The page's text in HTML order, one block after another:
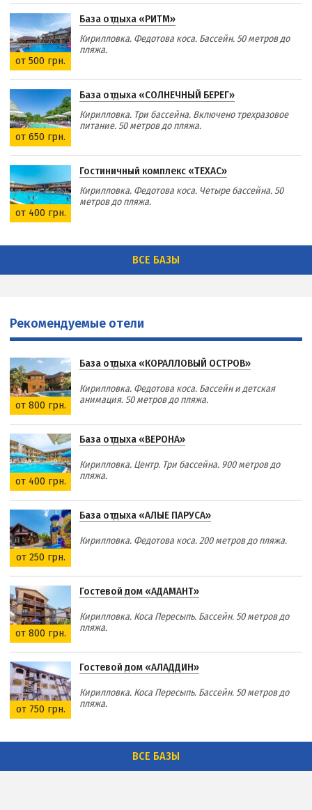
от 500 грн.
База отдыха «РИТМ»
Кирилловка. Федотова коса. Бассейн. 50 метров до
пляжа.
от 650 грн.
База отдыха «СОЛНЕЧНЫЙ БЕРЕГ»
Кирилловка. Три бассейна. Включено трехразовое
питание. 50 метров до пляжа.
от 400 грн.
Гостиничный комплекс «ТЕХАС»
Кирилловка. Федотова коса. Четыре бассейна. 50
метров до пляжа.
ВСЕ БАЗЫ
Рекомендуемые отели
от 800 грн.
База отдыха «КОРАЛЛОВЫЙ ОСТРОВ»
Кирилловка. Федотова коса. Бассейн и детская
анимация. 50 метров до пляжа.
от 400 грн.
База отдыха «ВЕРОНА»
Кирилловка. Центр. Три бассейна. 900 метров до
пляжа.
от 250 грн.
База отдыха «АЛЫЕ ПАРУСА»
Кирилловка. Федотова коса. 200 метров до пляжа.
от 800 грн.
Гостевой дом «АДАМАНТ»
Кирилловка. Коса Пересыпь. Бассейн. 50 метров до
пляжа.
от 750 грн.
Гостевой дом «АЛАДДИН»
Кирилловка. Коса Пересыпь. Бассейн. 50 метров до
пляжа.
ВСЕ БАЗЫ